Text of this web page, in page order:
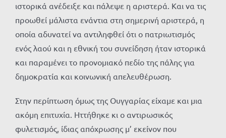
ιστορικά ανέδειξε και πάλεψε η αριστερά. Και να τις
προωθεί μάλιστα ενάντια στη σημερινή αριστερά, η
οποία αδυνατεί να αντιληφθεί ότι ο πατριωτισμός
ενός λαού και η εθνική του συνείδηση ήταν ιστορικά
και παραμένει το προνομιακό πεδίο της πάλης για
δημοκρατία και κοινωνική απελευθέρωση.
Στην περίπτωση όμως της Ουγγαρίας είχαμε και μια
ακόμη επιτυχία. Ηττήθηκε κι ο αντιρωσικός
φυλετισμός, ίδιας απόχρωσης μ’ εκείνον που